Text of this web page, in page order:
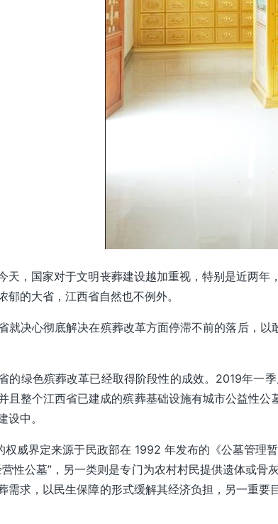
天，国家对于文明丧葬建设越加重视，特别是近两
郁的大省，江西省自然也不例外。
就决心彻底解决在殡葬改革方面停滞不前的落后，
的绿色殡葬改革已经取得阶段性的成效。2019年一
且整个江西省已建成的殡葬基础设施有城市公益性
设中。
权威界定来源于民政部在 1992 年发布的《公墓管
性公墓”，另一类则是专门为农村村民提供遗体或
需求，以民生保障的形式缓解其经济负担，另一重